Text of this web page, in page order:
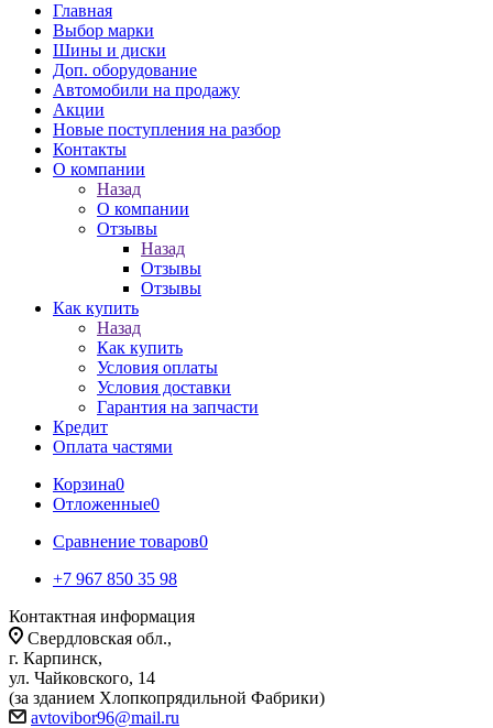
Главная
Выбор марки
Шины и диски
Доп. оборудование
Автомобили на продажу
Акции
Новые поступления на разбор
Контакты
О компании
Назад
О компании
Отзывы
Назад
Отзывы
Отзывы
Как купить
Назад
Как купить
Условия оплаты
Условия доставки
Гарантия на запчасти
Кредит
Оплата частями
Корзина0
Отложенные0
Сравнение товаров0
+7 967 850 35 98
Контактная информация
Свердловская обл.,
г. Карпинск,
ул. Чайковского, 14
(за зданием Хлопкопрядильной Фабрики)
avtovibor96@mail.ru